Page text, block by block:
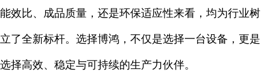
能效比、成品质量，还是环保适应性来看，均为行业树
立了全新标杆。选择博鸿，不仅是选择一台设备，更是
选择高效、稳定与可持续的生产力伙伴。